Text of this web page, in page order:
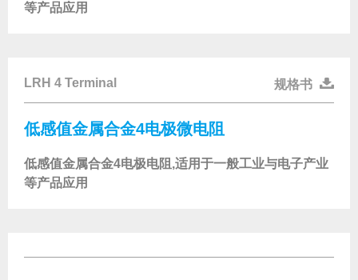
等产品应用
LRH 4 Terminal 规格书
低感值金属合金4电极微电阻
低感值金属合金4电极电阻,适用于一般工业与电子产业
等产品应用